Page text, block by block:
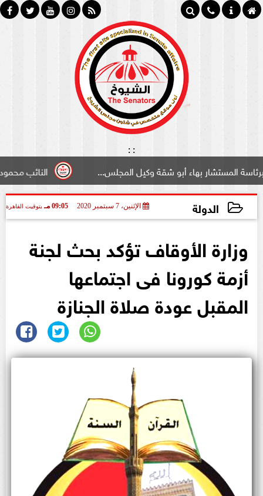
:
:
النائب محمود سامي
بهاء أبو شقة وكيل المجلس...
الدولة الإثنين، 7 سبتمبر 2020 09:05 مـ بتوقيت القاهرة
وزارة الأوقاف تؤكد بحث لجنة
أزمة كورونا فى اجتماعها
المقبل عودة صلاة الجنازة